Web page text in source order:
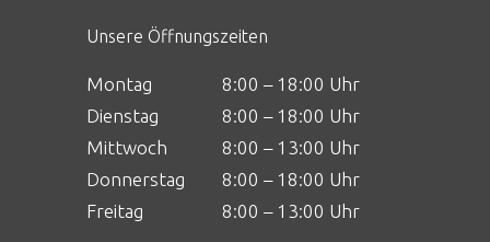
Unsere Öffnungszeiten
Montag
8:00 – 18:00 Uhr
Dienstag
8:00 – 18:00 Uhr
Mittwoch
8:00 – 13:00 Uhr
Donnerstag
8:00 – 18:00 Uhr
Freitag
8:00 – 13:00 Uhr